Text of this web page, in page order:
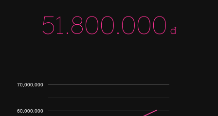
51.800.000 đ
60,000,000
70,000,000